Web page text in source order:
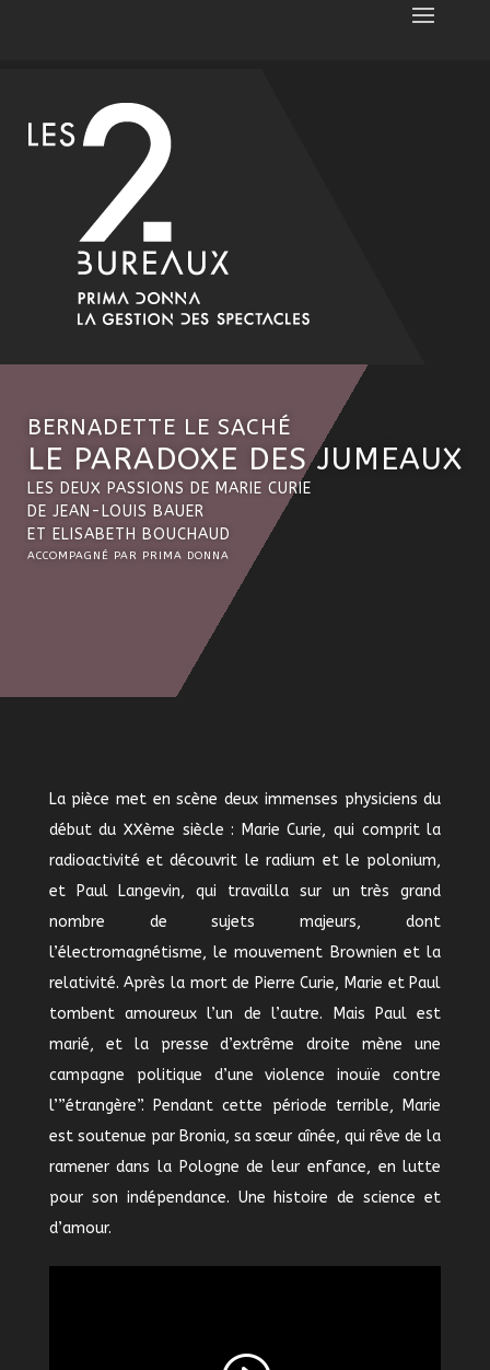
BERNADETTE LE SACHÉ
LE PARADOXE DES JUMEAUX
LES DEUX PASSIONS DE MARIE CURIE
DE JEAN-LOUIS BAUER
ET ELISABETH BOUCHAUD
ACCOMPAGNÉ PAR PRIMA DONNA
La pièce met en scène deux immenses physiciens du
début du XXème siècle : Marie Curie, qui comprit la
radioactivité et découvrit le radium et le polonium,
et Paul Langevin, qui travailla sur un très grand
nombre de sujets majeurs, dont
l’électromagnétisme, le mouvement Brownien et la
relativité. Après la mort de Pierre Curie, Marie et Paul
tombent amoureux l’un de l’autre. Mais Paul est
marié, et la presse d’extrême droite mène une
campagne politique d’une violence inouïe contre
l’”étrangère”. Pendant cette période terrible, Marie
est soutenue par Bronia, sa sœur aînée, qui rêve de la
ramener dans la Pologne de leur enfance, en lutte
pour son indépendance. Une histoire de science et
d’amour.